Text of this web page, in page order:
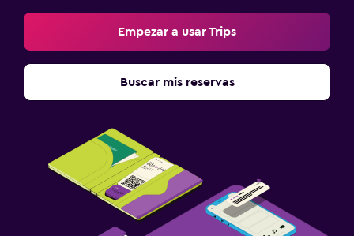
Empezar a usar Trips
Buscar mis reservas